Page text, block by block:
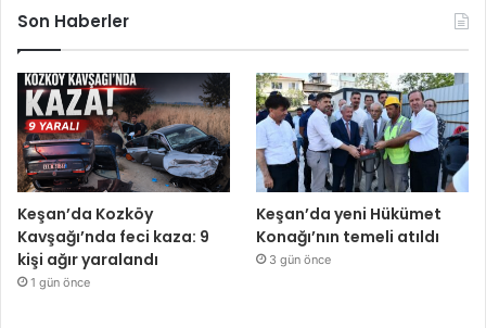
Son Haberler
Keşan’da Kozköy
Kavşağı’nda feci kaza: 9
kişi ağır yaralandı
1 gün önce
Keşan’da yeni Hükümet
Konağı’nın temeli atıldı
3 gün önce